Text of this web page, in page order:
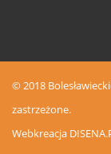
© 2018
zastrzeżone.
Webkreacja